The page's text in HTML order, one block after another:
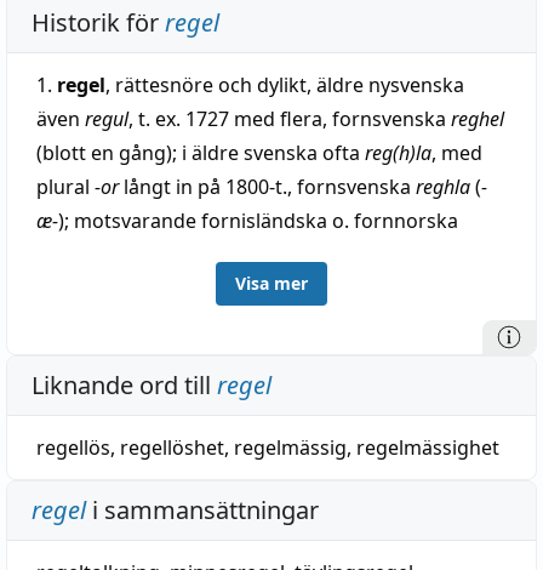
Historik förregel
1. regel, rättesnöre och dylikt, äldre nysvenska
även regul, t. ex. 1727 med flera, fornsvenska reghel
(blott en gång); i äldre svenska ofta reg(h)la, med
plural -orlångt in på 1800-t., fornsvenska reghla(-
æ-); motsvarande fornisländska o. fornnorska
(nyhögtyska
ej härav utan från
); i nysvenska
åtminstone delvis lån från nhty.; ytterst av
medellatinregula, motsvarande latinrēgula, spjäla,
linjal, rättesnöre, regel, besläktat med latinregere,
räl(s). Ordet betydde i urgermanska språk äldst
'klosterregel' o. inlånades samtidigt med flera
Visa mer
Liknande ord till regel
regellös, regellöshet, regelmässig, regelmässighet
regeli sammansättningar